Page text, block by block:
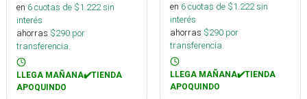
en 6cuotas de $1.222sin
interés
ahorras $290 por
transferencia.
LLEGA MAÑANA✔️TIENDA
APOQUINDO
en 6cuotas de $1.222sin
interés
ahorras $290 por
transferencia.
LLEGA MAÑANA✔️TIENDA
APOQUINDO